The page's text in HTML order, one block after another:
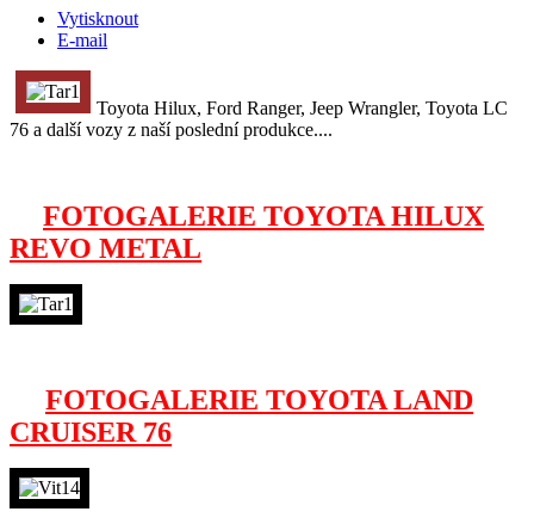
Vytisknout
E-mail
Toyota Hilux, Ford Ranger, Jeep Wrangler, Toyota LC
76 a další vozy z naší poslední produkce....
FOTOGALERIE TOYOTA HILUX
REVO METAL
FOTOGALERIE TOYOTA LAND
CRUISER 76